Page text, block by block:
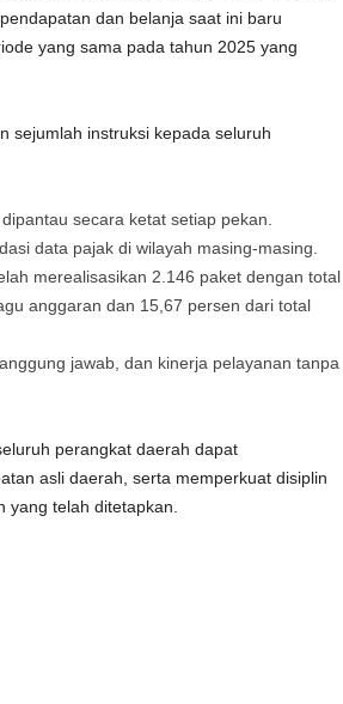
dan belanja saat ini baru
yang sama pada tahun 2025 yang
sejumlah instruksi kepada seluruh
secara ketat setiap pekan.
data pajak di wilayah masing-masing.
merealisasikan 2.146 paket dengan total
anggaran dan 15,67 persen dari total
jawab, dan kinerja pelayanan tanpa
perangkat daerah dapat
asli daerah, serta memperkuat disiplin
telah ditetapkan.